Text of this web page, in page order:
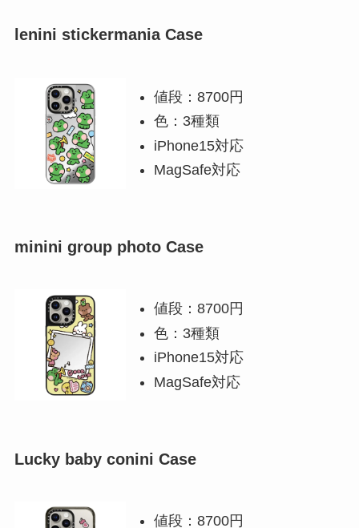
lenini stickermania Case
値段：8700円
色：3種類
iPhone15対応
MagSafe対応
minini group photo Case
値段：8700円
色：3種類
iPhone15対応
MagSafe対応
Lucky baby conini Case
値段：8700円